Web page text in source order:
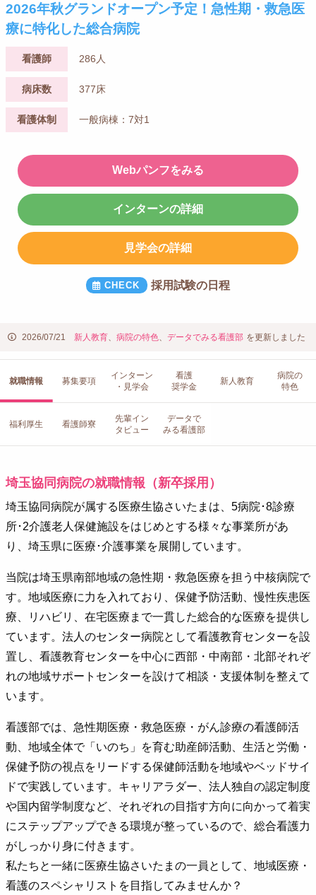
2026年秋グランドオープン予定！急性期・救急医
療に特化した総合病院
看護師 286人
病床数 377床
看護体制 一般病棟：7対1
Webパンフをみる
インターンの詳細
見学会の詳細
採用試験の日程
2026/07/21 新人教育、 病院の特色、 データでみる看護部 を更新しました
就職情報 募集要項
インターン
・見学会
看護
奨学金
新人教育
病院の
特色
福利厚生 看護師寮
先輩イン
タビュー
データで
みる看護部
埼玉協同病院の就職情報（新卒採用）
埼玉協同病院が属する医療生協さいたまは、5病院･8診療
所･2介護老人保健施設をはじめとする様々な事業所があ
り、埼玉県に医療･介護事業を展開しています。
当院は埼玉県南部地域の急性期・救急医療を担う中核病院で
す。地域医療に力を入れており、保健予防活動、慢性疾患医
療、リハビリ、在宅医療まで一貫した総合的な医療を提供し
ています。法人のセンター病院として看護教育センターを設
置し、看護教育センターを中心に西部・中南部・北部それぞ
れの地域サポートセンターを設けて相談・支援体制を整えて
います。
看護部では、急性期医療・救急医療・がん診療の看護師活
動、地域全体で「いのち」を育む助産師活動、生活と労働・
保健予防の視点をリードする保健師活動を地域やベッドサイ
ドで実践しています。 キャリアラダー、法人独自の認定制度
や国内留学制度など、それぞれの目指す方向に向かって着実
にステップアップできる環境が整っているので、総合看護力
がしっかり身に付きます。
私たちと一緒に医療生協さいたまの一員として、地域医療・
看護のスペシャリストを目指してみませんか？